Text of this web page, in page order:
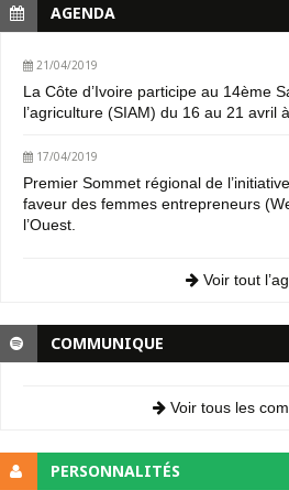
AGENDA
21/04/2019
La Côte d’Ivoire participe au 14ème
l’agriculture (SIAM) du 16 au 21 avril
17/04/2019
Premier Sommet régional de
faveur des femmes entrepreneurs
l’Ouest.
Voir tout
COMMUNIQUE
Voir tous les
PERSONNALITÉS